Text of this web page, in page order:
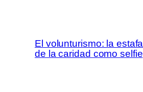
El volunturismo: la estafa
de la caridad como selfie